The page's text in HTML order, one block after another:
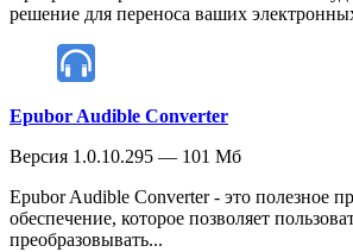
решение для переноса ваших
Epubor Audible Converter
Версия 1.0.10.295 — 101 Мб
Epubor Audible Converter - это полезное
обеспечение, которое позволяет
преобразовывать...